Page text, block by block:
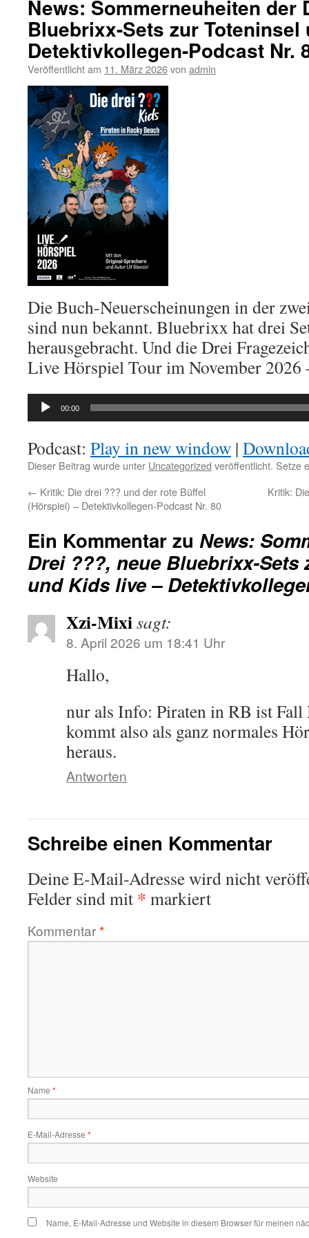
News: Sommerneuheiten der
Bluebrixx-Sets zur
Detektivkollegen-Podcast Nr.
Veröffentlicht am 11. März 2026von admin
Die Buch-Neuerscheinungen in der
sind nun bekannt. Bluebrixx hat drei
herausgebracht. Und die Drei
Live Hörspiel Tour im November 2026
Audio-
Player
00:00
Podcast: Play in new window |
Dieser Beitrag wurde unter Uncategorized veröffentlicht. Setze
← Kritik: Die drei ??? und der rote Büffel
(Hörspiel) – Detektivkollegen-Podcast Nr. 80
Kritik:
Ein Kommentar zu News:
Drei ???, neue Bluebrixx-Sets
und Kids live –
Xzi-Mixisagt:
8. April 2026 um 18:41 Uhr
Hallo,
nur als Info: Piraten in RB ist Fall
kommt also als ganz normales
heraus.
Antworten
Schreibe einen Kommentar
Deine E-Mail-Adresse wird nicht
Felder sind mit * markiert
Kommentar*
Name *
E-Mail-Adresse *
Website
Name, E-Mail-Adresse und Website in diesem Browser für meinen